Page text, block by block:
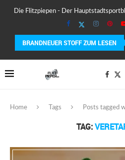
Die Flitzpiepen - Der
BRANDNEUER STOFF ZUM LESEN
COROS PACE 4 IM TEST – LEICHT,
Home Tags Posts tagged
TAG: